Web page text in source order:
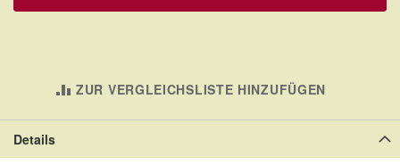
ZUR VERGLEICHSLISTE HINZUFÜGEN
Details